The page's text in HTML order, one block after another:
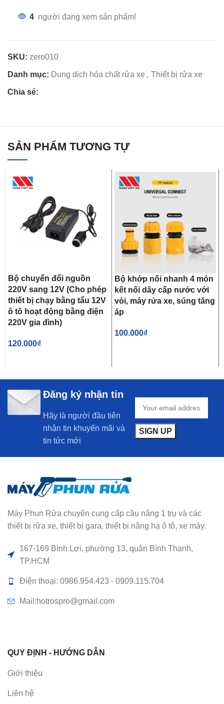
4 người đang xem sản phẩm!
SKU: zero010
Danh mục: Dung dịch hóa chất rửa xe , Thiết bị rửa xe
Chia sẻ:
SẢN PHẨM TƯƠNG TỰ
Bộ chuyển đổi nguồn
220V sang 12V (Cho phép
thiết bị chạy bằng tẩu 12V
ô tô hoạt động bằng điện
220V gia đình)
120.000₫
Bộ khớp nối nhanh 4 món
kết nối dây cấp nước với
vòi, máy rửa xe, súng tăng
áp
100.000₫
Đăng ký nhận tin
Hãy là người đầu tiên
nhận tin khuyến mãi và
tin tức mới
Máy Phun Rửa chuyên cung cấp cầu nâng 1 trụ và các
thiết bị rửa xe, thiết bị gara, thiết bị nâng hạ ô tô, xe máy.
167-169 Bình Lợi, phường 13, quận Bình Thạnh,
TP.HCM
Điện thoại: 0986.954.423 - 0909.115.704
Mail:hotrospro@gmail.com
QUY ĐỊNH - HƯỚNG DẪN
Giới thiệu
Liên hệ